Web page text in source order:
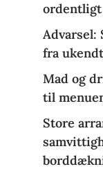
ordentligt
Advarsel:
fra
Mad og
til
Store